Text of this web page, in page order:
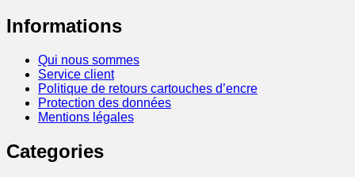
Informations
Qui nous sommes
Service client
Politique de retours cartouches d’encre
Protection des données
Mentions légales
Categories